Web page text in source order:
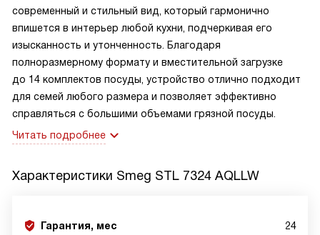
современный и стильный вид, который гармонично
впишется в интерьер любой кухни, подчеркивая его
изысканность и утонченность. Благодаря
полноразмерному формату и вместительной загрузке
до 14 комплектов посуды, устройство отлично подходит
для семей любого размера и позволяет эффективно
справляться с большими объемами грязной посуды.
Читать подробнее
Характеристики Smeg STL 7324 AQLLW
Гарантия, мес 24